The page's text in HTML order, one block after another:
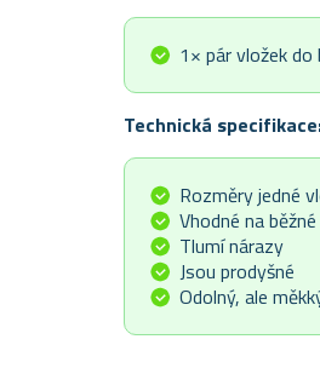
1× pár vložek
Technická
Rozměry jedné
Vhodné na
Tlumí nárazy
Jsou prodyšné
Odolný, ale